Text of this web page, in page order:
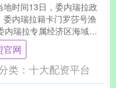
地时间13日，委内瑞拉政
委内瑞拉籍卡门罗莎号渔
内瑞拉专属经济区海域的
48海里处航行时，遭到
官网
类： 十大配资平台